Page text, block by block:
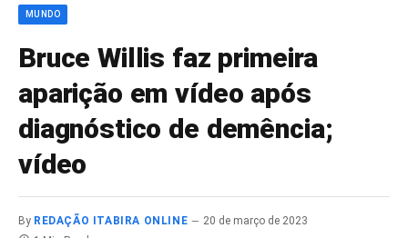
MUNDO
Bruce Willis faz primeira
aparição em vídeo após
diagnóstico de demência;
vídeo
By REDAÇÃO ITABIRA ONLINE
20 de março de 2023